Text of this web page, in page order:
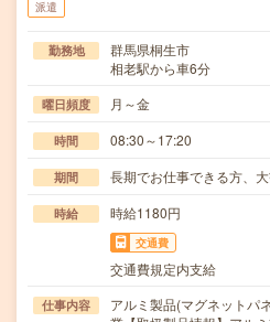
派遣
勤務地
群馬県桐生市
相老駅から車6分
曜日頻度 月～金
時間 08:30～17:20
期間 長期でお仕事できる方、大
時給 時給1180円
交通費
交通費規定内支給
仕事内容
アルミ製品(マグネットパ